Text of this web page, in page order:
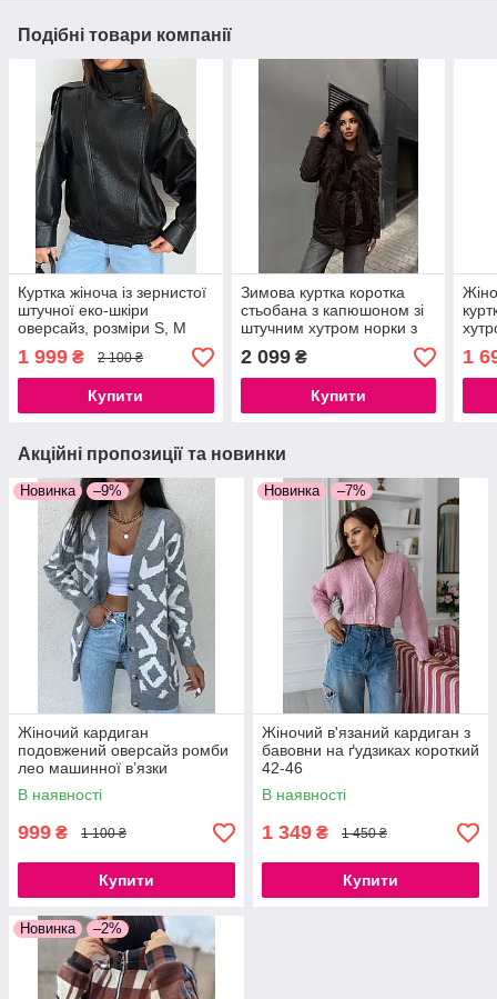
Подібні товари компанії
Куртка жіноча із зернистої
штучної еко-шкіри
оверсайз, розміри S, M
1 999 ₴ 2 100 ₴
Купити
Зимова куртка коротка
стьобана з капюшоном зі
штучним хутром норки з
2 099₴
Купити
1
Акційні пропозиції та новинки
Новинка –9%
Жіночий кардиган
подовжений оверсайз ромби
лео машинної в’язки
Туреччина теплий, розмір 42-
48
В наявності
999 ₴ 1 100 ₴
Купити
Новинка –7%
Жіночий в'язаний кардиган з
бавовни на ґудзиках короткий
42-46
В наявності
1 349 ₴ 1 450 ₴
Купити
Новинка –2%